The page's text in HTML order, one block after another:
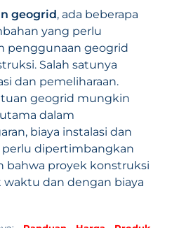
geogrid, ada beberapa
yang perlu
penggunaan geogrid
Salah satunya
dan pemeliharaan.
geogrid mungkin
dalam
biaya instalasi dan
perlu dipertimbangkan
bahwa proyek konstruksi
waktu dan dengan biaya